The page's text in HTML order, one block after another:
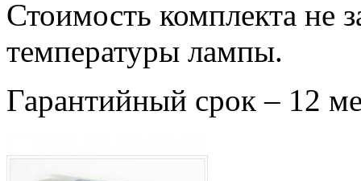
Стоимость комплекта не
температуры лампы.
Гарантийный срок – 12